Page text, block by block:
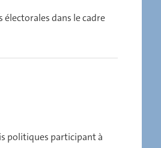
électorales dans le cadre
politiques participant à